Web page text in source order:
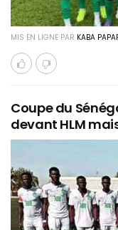
MIS EN LIGNE PAR KABA
Coupe du
devant HLM